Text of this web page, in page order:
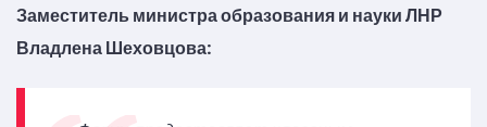
Заместитель министра образования и науки ЛНР
Владлена Шеховцова: